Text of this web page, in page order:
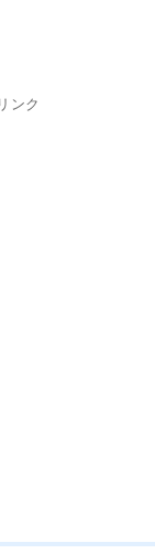
ンク